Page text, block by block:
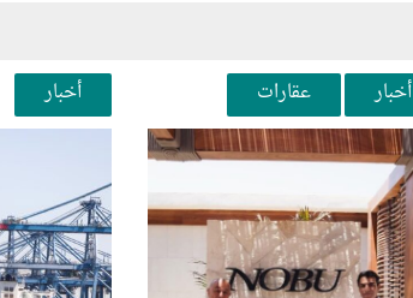
أخبار عقارات أخبار